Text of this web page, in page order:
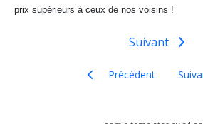
prix supérieurs à ceux de nos voisins !
Suivant
Article précédent : Cave
Précédent